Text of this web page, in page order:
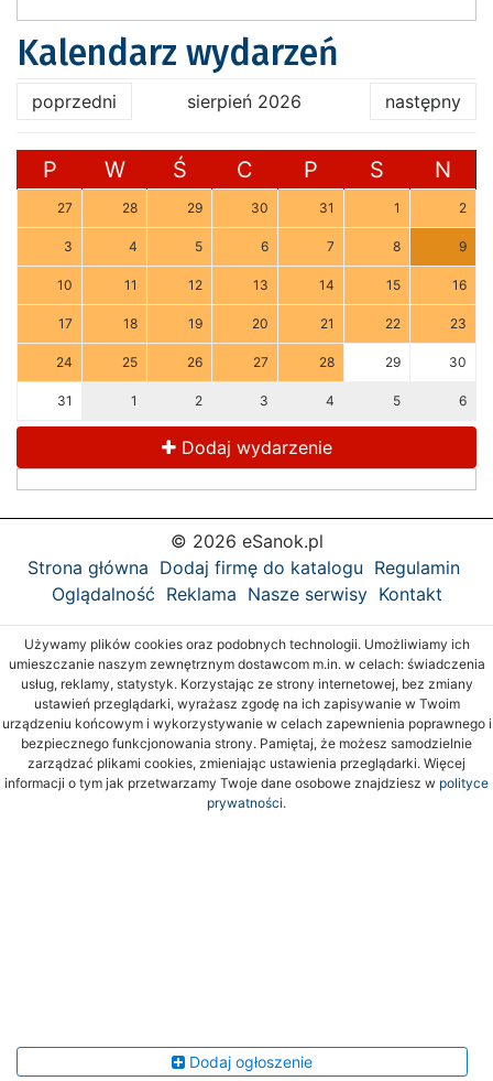
Kalendarz wydarzeń
poprzedni sierpień 2026 następny
P W Ś C P S N
27 28 29 30 31 1 2
3 4 5 6 7 8 9
10 11 12 13 14 15 16
17 18 19 20 21 22 23
24 25 26 27 28 29 30
31 1 2 3 4 5 6
Dodaj wydarzenie
© 2026 eSanok.pl
Strona główna Dodaj firmę do katalogu Regulamin
Oglądalność Reklama Nasze serwisy Kontakt
Używamy plików cookies oraz podobnych technologii. Umożliwiamy ich
umieszczanie naszym zewnętrznym dostawcom m.in. w celach: świadczenia
usług, reklamy, statystyk. Korzystając ze strony internetowej, bez zmiany
ustawień przeglądarki, wyrażasz zgodę na ich zapisywanie w Twoim
urządzeniu końcowym i wykorzystywanie w celach zapewnienia poprawnego i
bezpiecznego funkcjonowania strony. Pamiętaj, że możesz samodzielnie
zarządzać plikami cookies, zmieniając ustawienia przeglądarki. Więcej
informacji o tym jak przetwarzamy Twoje dane osobowe znajdziesz w polityce
prywatności.
Dodaj ogłoszenie